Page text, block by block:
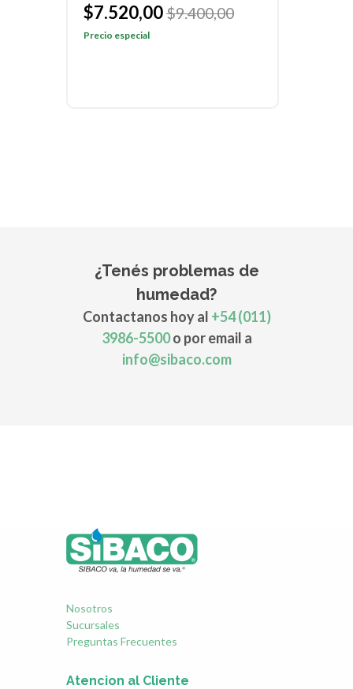
$7.520,00$9.400,00
Precio especial
¿Tenés problemas de
humedad?
Contactanos hoy al +54 (011)
3986-5500o por email a
info@sibaco.com
Nosotros
Sucursales
Preguntas Frecuentes
Atencion al Cliente